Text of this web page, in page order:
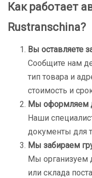
Как работает
Rustranschina?
Вы оставляете
Сообщите нам
тип товара и
стоимость и
Мы оформляем
Наши
документы для
Мы забираем
Мы организуем
или склада